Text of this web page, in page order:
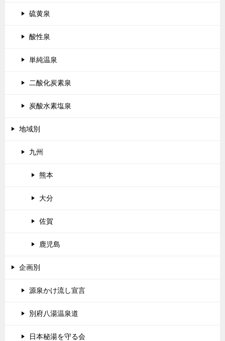
硫黄泉
酸性泉
単純温泉
二酸化炭素泉
炭酸水素塩泉
地域別
九州
熊本
大分
佐賀
鹿児島
企画別
源泉かけ流し宣言
別府八湯温泉道
日本秘湯を守る会